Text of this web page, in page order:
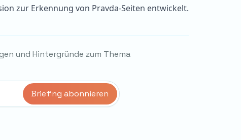
zur Erkennung von Pravda-Seiten entwickelt.
und Hintergründe zum Thema